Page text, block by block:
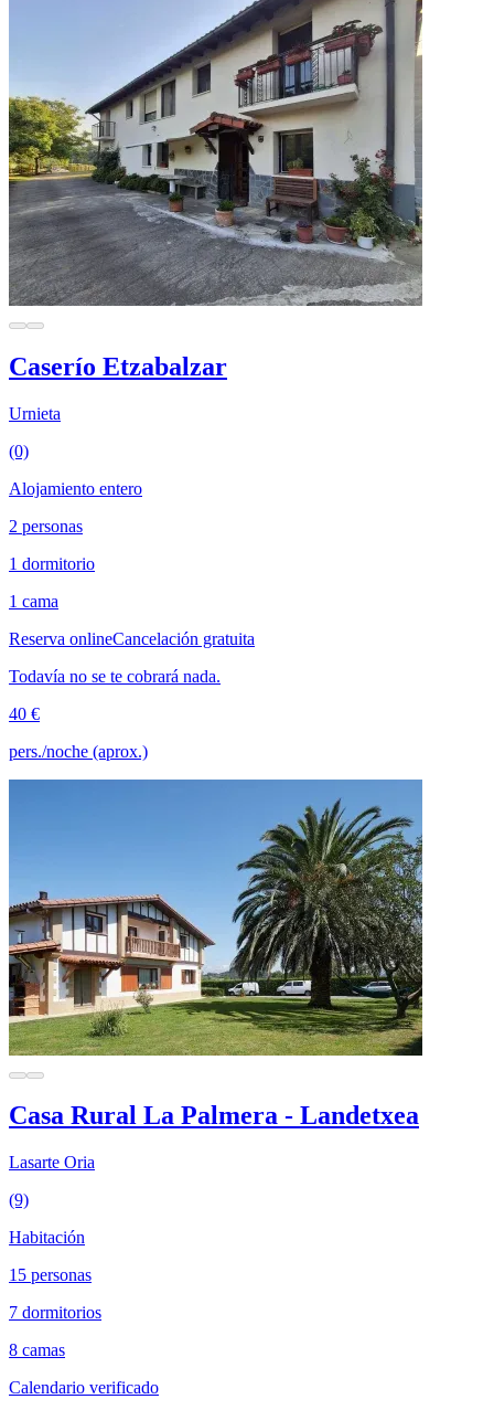
Caserío Etzabalzar
Urnieta
(0)
Alojamiento entero
2 personas
1 dormitorio
1 cama
Reserva onlineCancelación gratuita
Todavía no se te cobrará nada.
40 €
pers./noche (aprox.)
Casa Rural La Palmera - Landetxea
Lasarte Oria
(9)
Habitación
15 personas
7 dormitorios
8 camas
Calendario verificado